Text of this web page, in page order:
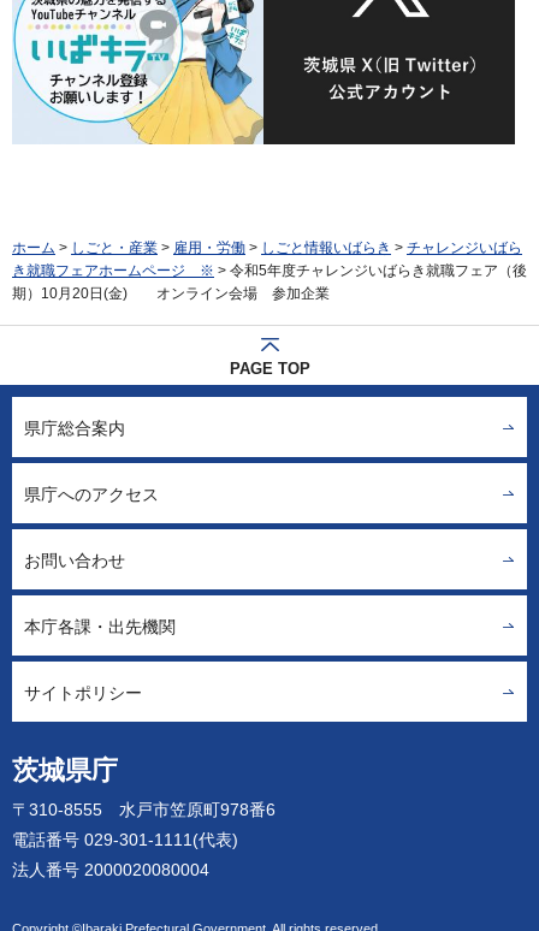
ホーム > しごと・産業 > 雇用・労働 > しごと情報いばらき > チャレンジいばら
き就職フェアホームページ ※ > 令和5年度チャレンジいばらき就職フェア（後
期）10月20日(金) オンライン会場 参加企業
PAGE TOP
茨城県庁
〒310-8555 水戸市笠原町978番6
電話番号 029-301-1111(代表)
法人番号 2000020080004
県庁総合案内
県庁へのアクセス
お問い合わせ
本庁各課・出先機関
サイトポリシー